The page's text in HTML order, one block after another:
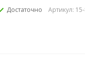
Достаточно Артикул: